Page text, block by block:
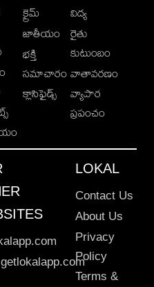
క్రైమ్
జాతీయం
భక్తి
సమాచారం
క్లాసిఫైడ్స్
విద్య
రైతు
కుటుంబం
వాతావరణం
వ్యాపార
ప్రపంచం
LOKAL
Contact Us
About Us
Privacy
Policy
Terms &